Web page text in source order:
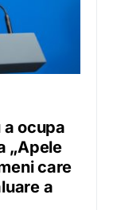
a ocupa
„Apele
care
a